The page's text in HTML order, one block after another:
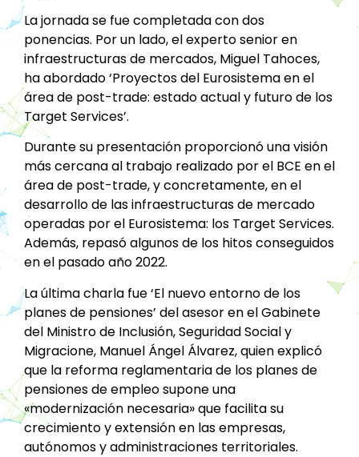
La jornada se fue completada con dos
ponencias. Por un lado, el experto senior en
infraestructuras de mercados, Miguel Tahoces,
ha abordado ‘Proyectos del Eurosistema en el
área de post-trade: estado actual y futuro de los
Target Services’.
Durante su presentación proporcionó una visión
más cercana al trabajo realizado por el BCE en el
área de post-trade, y concretamente, en el
desarrollo de las infraestructuras de mercado
operadas por el Eurosistema: los Target Services.
Además, repasó algunos de los hitos conseguidos
en el pasado año 2022.
La última charla fue ‘El nuevo entorno de los
planes de pensiones’ del asesor en el Gabinete
del Ministro de Inclusión, Seguridad Social y
Migracione, Manuel Ángel Álvarez, quien explicó
que la reforma reglamentaria de los planes de
pensiones de empleo supone una
«modernización necesaria» que facilita su
crecimiento y extensión en las empresas,
autónomos y administraciones territoriales.